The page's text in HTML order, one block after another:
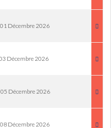
Décembre 2026
Décembre 2026
Décembre 2026
Décembre 2026